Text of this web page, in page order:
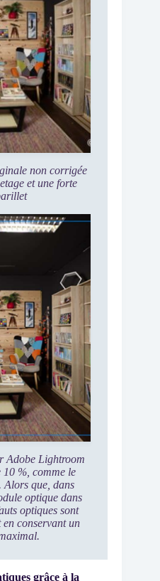
non corrigée
et une forte
Adobe Lightroom
10 %, comme le
Alors que, dans
optique dans
optiques sont
conservant un
grâce à la